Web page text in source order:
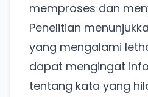
memproses dan
Penelitian
yang mengalami
dapat mengingat
tentang kata yang